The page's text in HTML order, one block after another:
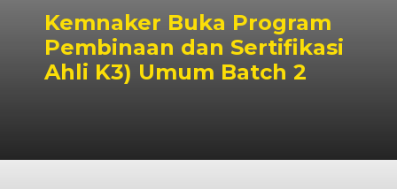
Kemnaker Buka Program
Pembinaan dan Sertifikasi
Ahli K3) Umum Batch 2